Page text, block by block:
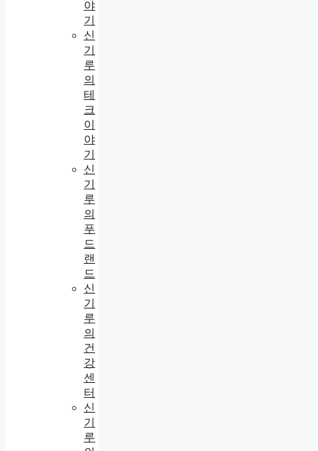
야
기
신
기
루
의
테
크
이
야
기
신
기
루
의
푸
드
랜
드
신
기
루
의
건
강
센
터
신
기
루